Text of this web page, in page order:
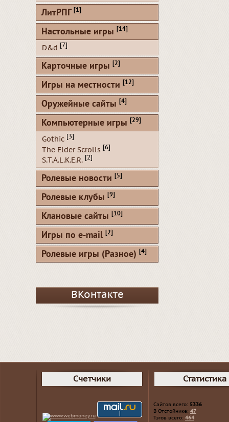
ЛитРПГ [1]
Настольные игры [14]
D&d [7]
Карточные игры [2]
Игры на местности [12]
Оружейные сайты [4]
Компьютерные игры [29]
Gothic [3]
The Elder Scrolls [6]
S.T.A.L.K.E.R. [2]
Ролевые новости [5]
Ролевые клубы [9]
Клановые сайты [10]
Игры по e-mail [2]
Ролевые игры (Разное) [4]
ВКонтакте
Счетчики Статистика
Сайтов всего: 5336
В Отстойнике: 47
Тэгов всего: 464